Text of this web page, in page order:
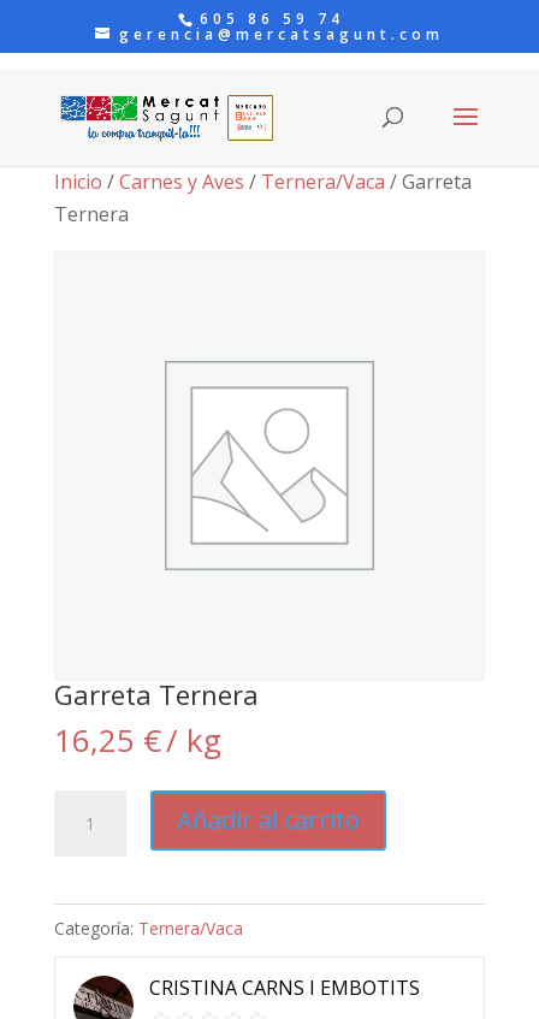
605 86 59 74
gerencia@mercatsagunt.com
Inicio /Carnes y Aves / Ternera/Vaca / Garreta
Ternera
Garreta Ternera
16,25 €/ kg
Ternera
Añadir al carrito
Categoría: Ternera/Vaca
CRISTINA CARNS I EMBOTITS